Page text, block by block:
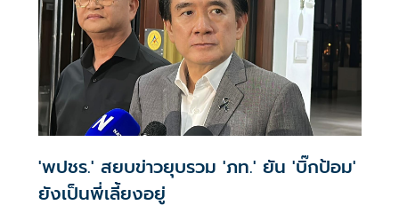
'พปชร.' สยบข่าวยุบรวม 'ภท.' ยัน 'บิ๊กป้อม'
ยังเป็นพี่เลี้ยงอยู่